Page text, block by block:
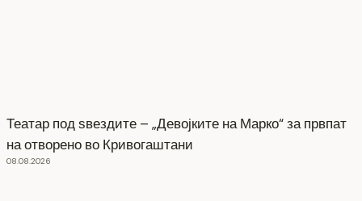
Театар под ѕвездите – „Девојките на Марко“ за првпат
на отворено во Кривогаштани
08.08.2026